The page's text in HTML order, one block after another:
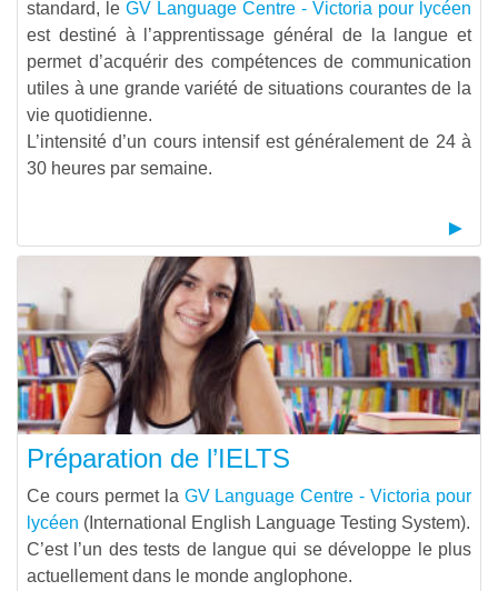
standard, le GV Language Centre - Victoria pour lycéen
est destiné à l’apprentissage général de la langue et
permet d’acquérir des compétences de communication
utiles à une grande variété de situations courantes de la
vie quotidienne.
L’intensité d’un cours intensif est généralement de 24 à
30 heures par semaine.
Préparation de l’IELTS
Ce cours permet la GV Language Centre - Victoria pour
lycéen (International English Language Testing System).
C’est l’un des tests de langue qui se développe le plus
actuellement dans le monde anglophone.